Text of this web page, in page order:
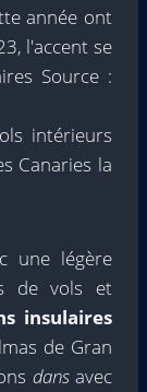
année ont
l'accent se
Source :
intérieurs
Canaries la
une légère
de vols et
insulaires
de Gran
dansavec